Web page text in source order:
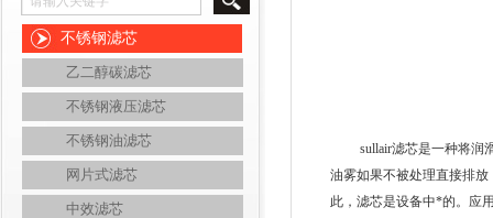
不锈钢滤芯
乙二醇碳滤芯
不锈钢液压滤芯
不锈钢油滤芯
网片式滤芯
中效滤芯
sullair滤芯是一种将润滑
油雾如果不被处理直接排
此，滤芯是设备中*的。应